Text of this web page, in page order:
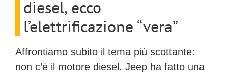
diesel, ecco
l’elettrificazione “vera”
Affrontiamo subito il tema più scottante:
non c’è il motore diesel . Jeep ha fatto una